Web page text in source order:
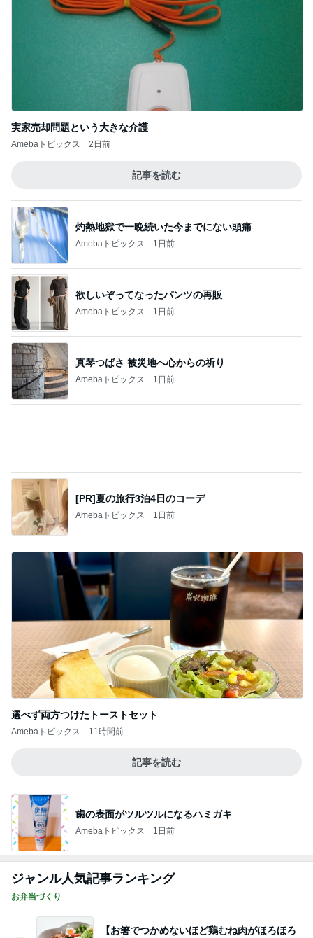
真琴つばさ 被災地へ心からの祈り
1日前
[PR]夏の旅行3泊4日のコーデ
選べず両方つけたトーストセット
歯の表面がツルツルになるハミガキ
Amebaトピックス 1日前
ジャンル人気記事ランキング
お弁当づくり
1
【お箸でつかめないほど鶏むね肉がほろほろ
に！】非公開クーポン貼りまくってます
ｒｉｉ＊ごはんアルバム
2
＊私の誕生日【嬉しいプレゼント】＊
みかぱちこ家のおうちでごはん
3
賄いって本来こういうもん？笑
酒ポンコツ女の息子LOVE blog♡♡
4
姉の推し…？